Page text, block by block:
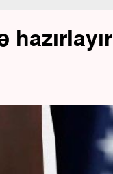
hazırlayır